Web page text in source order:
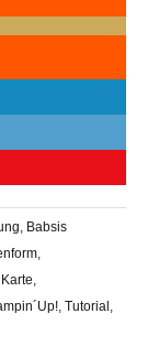
Babsis
Karte
Tutorial